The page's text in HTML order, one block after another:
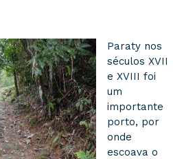
Paraty nos
séculos XVII
e XVIII foi
um
importante
porto, por
onde
escoava o